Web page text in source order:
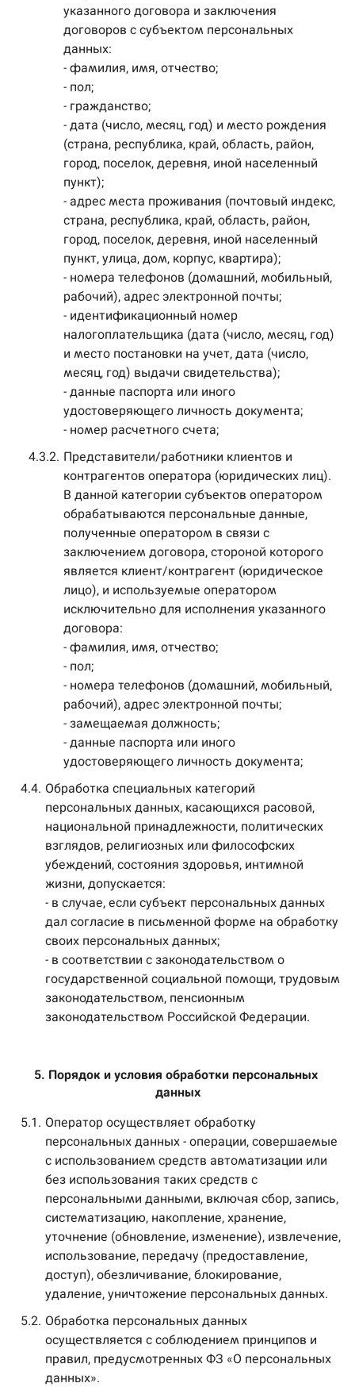
указанного договора и заключения
договоров с субъектом персональных
данных:
- фамилия, имя, отчество;
- пол;
- гражданство;
- дата (число, месяц, год) и место рождения
(страна, республика, край, область, район,
город, поселок, деревня, иной населенный
пункт);
- адрес места проживания (почтовый индекс,
страна, республика, край, область, район,
город, поселок, деревня, иной населенный
пункт, улица, дом, корпус, квартира);
- номера телефонов (домашний, мобильный,
рабочий), адрес электронной почты;
- идентификационный номер
налогоплательщика (дата (число, месяц, год)
и место постановки на учет, дата (число,
месяц, год) выдачи свидетельства);
- данные паспорта или иного
удостоверяющего личность документа;
- номер расчетного счета;
4.3.2. Представители/работники клиентов и
контрагентов оператора (юридических лиц).
В данной категории субъектов оператором
обрабатываются персональные данные,
полученные оператором в связи с
заключением договора, стороной которого
является клиент/контрагент (юридическое
лицо), и используемые оператором
исключительно для исполнения указанного
договора:
- фамилия, имя, отчество;
- пол;
- номера телефонов (домашний, мобильный,
рабочий), адрес электронной почты;
- замещаемая должность;
- данные паспорта или иного
удостоверяющего личность документа;
4.4. Обработка специальных категорий
персональных данных, касающихся расовой,
национальной принадлежности, политических
взглядов, религиозных или философских
убеждений, состояния здоровья, интимной
жизни, допускается:
- в случае, если субъект персональных данных
дал согласие в письменной форме на обработку
своих персональных данных;
- в соответствии с законодательством о
государственной социальной помощи, трудовым
законодательством, пенсионным
законодательством Российской Федерации.
5. Порядок и условия обработки персональных
данных
5.1. Оператор осуществляет обработку
персональных данных - операции, совершаемые
с использованием средств автоматизации или
без использования таких средств с
персональными данными, включая сбор, запись,
систематизацию, накопление, хранение,
уточнение (обновление, изменение), извлечение,
использование, передачу (предоставление,
доступ), обезличивание, блокирование,
удаление, уничтожение персональных данных.
5.2. Обработка персональных данных
осуществляется с соблюдением принципов и
правил, предусмотренных ФЗ «О персональных
данных».